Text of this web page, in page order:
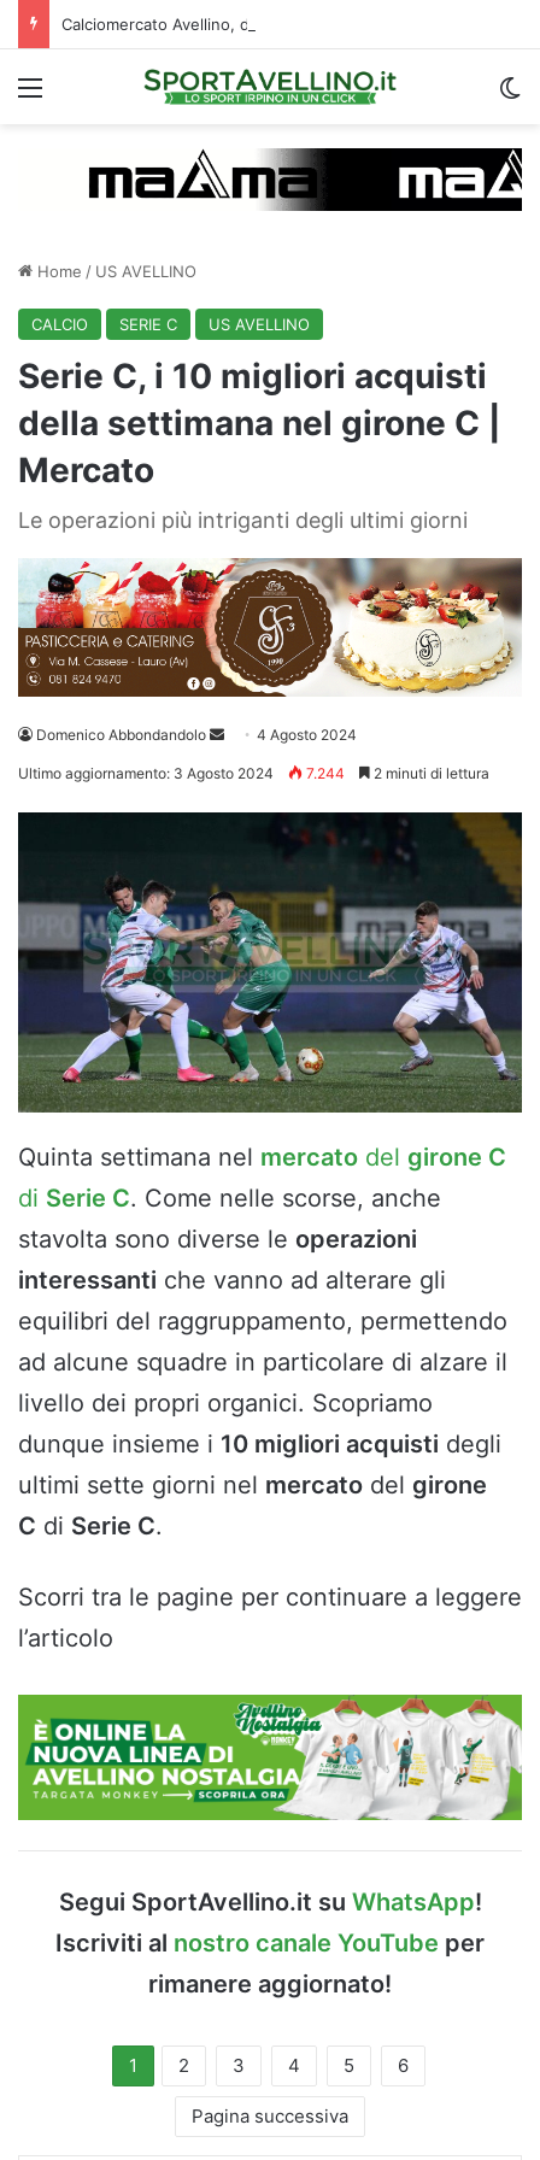
Menu
Home / US AVELLINO
CALCIO SERIE C US AVELLINO
Serie C, i 10 migliori acquisti
della settimana nel girone C |
Mercato
Le operazioni più intriganti degli ultimi giorni
Domenico Abbondandolo
Invia 4 Agosto 2024
Ultimo aggiornamento: 3 Agosto 2024 7.244 2 minuti di lettura
Quinta settimana nel mercato del girone C
di Serie C. Come nelle scorse, anche
stavolta sono diverse le operazioni
interessanti che vanno ad alterare gli
equilibri del raggruppamento, permettendo
ad alcune squadre in particolare di alzare il
livello dei propri organici. Scopriamo
dunque insieme i 10 migliori acquisti degli
ultimi sette giorni nel mercato del girone
C di Serie C.
Scorri tra le pagine per continuare a leggere
l’articolo
Segui SportAvellino.it su WhatsApp!
Iscriviti al nostro canale YouTube per
rimanere aggiornato!
1 2 3 4 5 6
Pagina successiva